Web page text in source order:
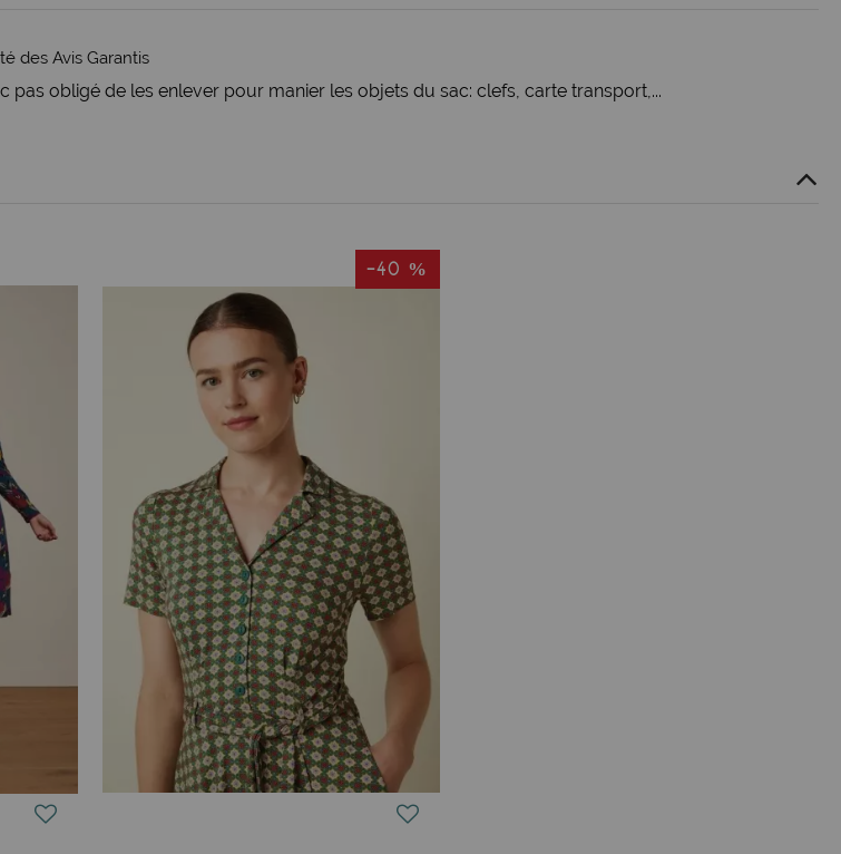
des Avis Garantis
obligé de les enlever pour manier les objets du sac: clefs, carte transport,...
-40 %